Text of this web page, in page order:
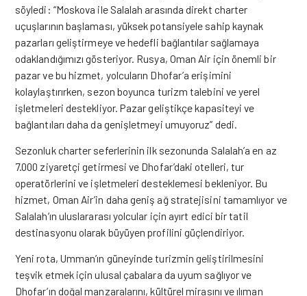
söyledi: “Moskova ile Salalah arasında direkt charter
uçuşlarının başlaması, yüksek potansiyele sahip kaynak
pazarları geliştirmeye ve hedefli bağlantılar sağlamaya
odaklandığımızı gösteriyor. Rusya, Oman Air için önemli bir
pazar ve bu hizmet, yolcuların Dhofar’a erişimini
kolaylaştırırken, sezon boyunca turizm talebini ve yerel
işletmeleri destekliyor. Pazar geliştikçe kapasiteyi ve
bağlantıları daha da genişletmeyi umuyoruz” dedi.
Sezonluk charter seferlerinin ilk sezonunda Salalah’a en az
7.000 ziyaretçi getirmesi ve Dhofar’daki otelleri, tur
operatörlerini ve işletmeleri desteklemesi bekleniyor. Bu
hizmet, Oman Air’in daha geniş ağ stratejisini tamamlıyor ve
Salalah’ın uluslararası yolcular için ayırt edici bir tatil
destinasyonu olarak büyüyen profilini güçlendiriyor.
Yeni rota, Umman’ın güneyinde turizmin geliştirilmesini
teşvik etmek için ulusal çabalara da uyum sağlıyor ve
Dhofar’ın doğal manzaralarını, kültürel mirasını ve ılıman